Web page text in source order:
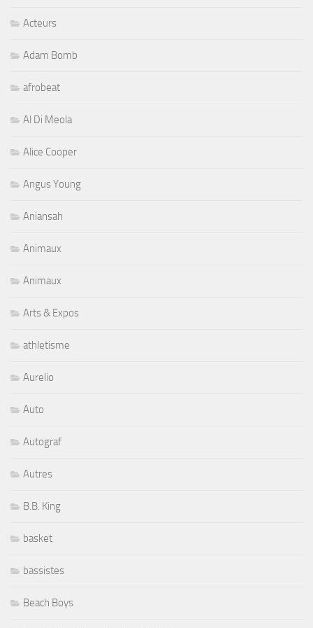
Acteurs
Adam Bomb
afrobeat
Al Di Meola
Alice Cooper
Angus Young
Aniansah
Animaux
Animaux
Arts & Expos
athletisme
Aurelio
Auto
Autograf
Autres
B.B. King
basket
bassistes
Beach Boys